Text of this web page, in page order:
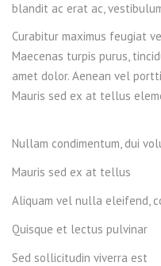
blandit ac erat ac,
Curabitur maximus feugiat
Maecenas turpis purus,
amet dolor. Aenean vel
Mauris sed ex at tellus
Nullam condimentum, dui
Mauris sed ex at tellus
Aliquam vel nulla eleifend,
Quisque et lectus pulvinar
Sed sollicitudin viverra est